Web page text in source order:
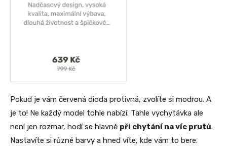
Pokud je vám červená dioda protivná, zvolíte si modrou. A
je to! Ne každý model tohle nabízí. Tahle vychytávka ale
není jen rozmar, hodí se hlavně při chytání na víc prutů.
Nastavíte si různé barvy a hned víte, kde vám to bere.